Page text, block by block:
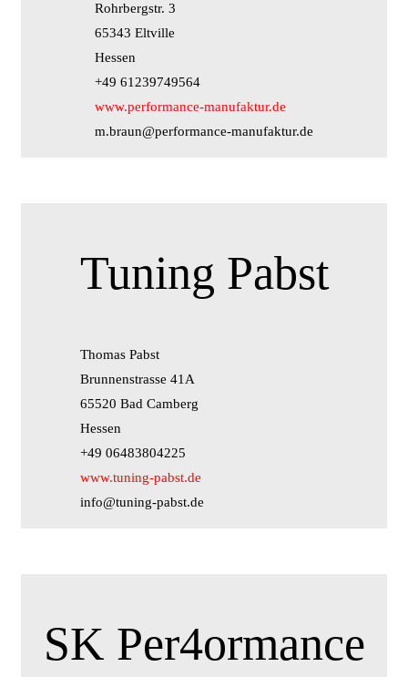
Rohrbergstr. 3
65343 Eltville
Hessen
+49 61239749564
www.performance-manufaktur.de
m.braun@performance-manufaktur.de
Tuning Pabst
Thomas Pabst
Brunnenstrasse 41A
65520 Bad Camberg
Hessen
+49 06483804225
www.tuning-pabst.de
info@tuning-pabst.de
SK Per4ormance